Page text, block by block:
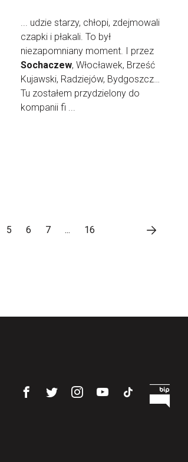
... udzie starzy, chłopi, zdejmowali
czapki i płakali. To był
niezapomniany moment. I przez
Sochaczew, Włocławek, Brześć
Kujawski, Radziejów, Bydgoszcz…
Tu zostałem przydzielony do
kompanii fi ...
5 6 7 ... 16